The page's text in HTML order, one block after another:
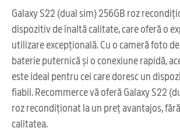
Galaxy S22 (dual sim) 256GB roz
dispozitiv de înaltă calitate, care oferă o
utilizare excepțională. Cu o cameră foto
baterie puternică și o conexiune rapidă,
este ideal pentru cei care doresc un
fiabil. Recommerce vă oferă Galaxy S22
roz recondiționat la un preț avantajos,
calitatea.